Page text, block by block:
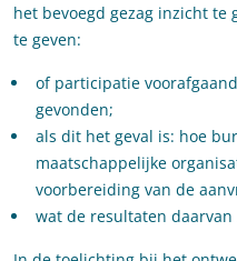
het bevoegd gezag inzicht te
te geven:
of participatie
gevonden;
als dit het geval is: hoe
maatschappelijke
voorbereiding van de
wat de resultaten daarvan